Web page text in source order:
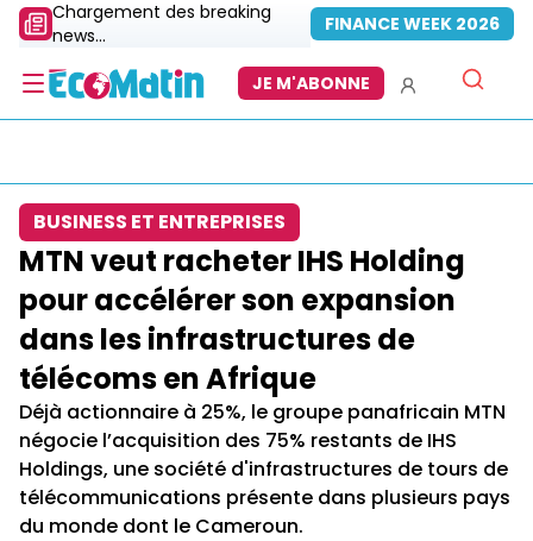
Chargement des breaking
news...
FINANCE WEEK 2026
JE M'ABONNE
BUSINESS ET ENTREPRISES
MTN veut racheter IHS Holding
pour accélérer son expansion
dans les infrastructures de
télécoms en Afrique
Déjà actionnaire à 25%, le groupe panafricain MTN
négocie l’acquisition des 75% restants de IHS
Holdings, une société d'infrastructures de tours de
télécommunications présente dans plusieurs pays
du monde dont le Cameroun.